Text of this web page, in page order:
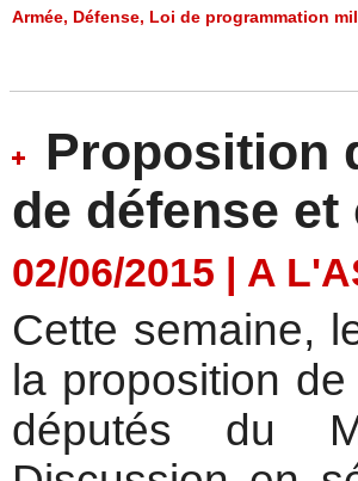
Armée, Défense, Loi de programmation
Proposition
de défense
02/06/2015 | A
Cette semaine,
la proposition
députés du